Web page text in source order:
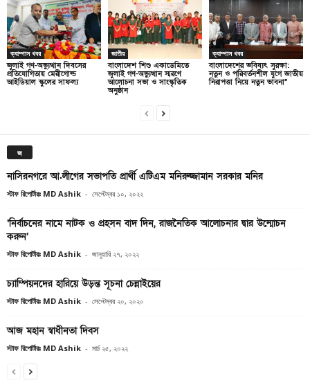
ক্যাম্পাস খবর
জুলাই গণ-অভ্যুত্থান দিবসের
প্রতিযোগিতায় মেরীগোল্ড
আইডিয়াল স্কুলের সাফল্য
জাতীয়
বাংলাদেশ শিশু একাডেমিতে
জুলাই গণ-অভ্যুত্থান স্মরণে
আলোচনা সভা ও সাংস্কৃতিক
অনুষ্ঠান
ক্যাম্পাস খবর
বাংলাদেশের ভবিষ্যৎ সুরক্ষা:
নতুন ও পরিবর্তনশীল যুগে জাতীয়
নিরাপত্তা নিয়ে নতুন ভাবনা”
জ
নাসিরনগরে আ.লীগের সভাপতি প্রার্থী এটিএম মনিরুজ্জামান সরকার মনির
স্টাফ রিপোর্টারঃ MD Ashik - সেপ্টেম্বর ১০, ২০২২
‘নির্বাচনের নামে নাটক ও প্রহসন বাদ দিন, রাজনৈতিক আলোচনার দ্বার উন্মোচন
করুন’
স্টাফ রিপোর্টারঃ MD Ashik - জানুয়ারি ২৭, ২০২২
চ্যাম্পিয়নদের হারিয়ে উড়ন্ত সূচনা চেন্নাইয়ের
স্টাফ রিপোর্টারঃ MD Ashik - সেপ্টেম্বর ২০, ২০২০
আজ মহান স্বাধীনতা দিবস
স্টাফ রিপোর্টারঃ MD Ashik - মার্চ ২৫, ২০২২